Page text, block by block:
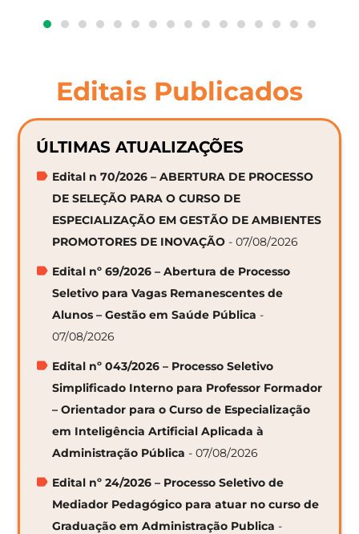
Editais Publicados
ÚLTIMAS ATUALIZAÇÕES
Edital n 70/2026 – ABERTURA DE PROCESSO
DE SELEÇÃO PARA O CURSO DE
ESPECIALIZAÇÃO EM GESTÃO DE AMBIENTES
PROMOTORES DE INOVAÇÃO - 07/08/2026
Edital nº 69/2026 – Abertura de Processo
Seletivo para Vagas Remanescentes de
Alunos – Gestão em Saúde Pública -
07/08/2026
Edital nº 043/2026 – Processo Seletivo
Simplificado Interno para Professor Formador
– Orientador para o Curso de Especialização
em Inteligência Artificial Aplicada à
Administração Pública - 07/08/2026
Edital nº 24/2026 – Processo Seletivo de
Mediador Pedagógico para atuar no curso de
Graduação em Administração Publica -